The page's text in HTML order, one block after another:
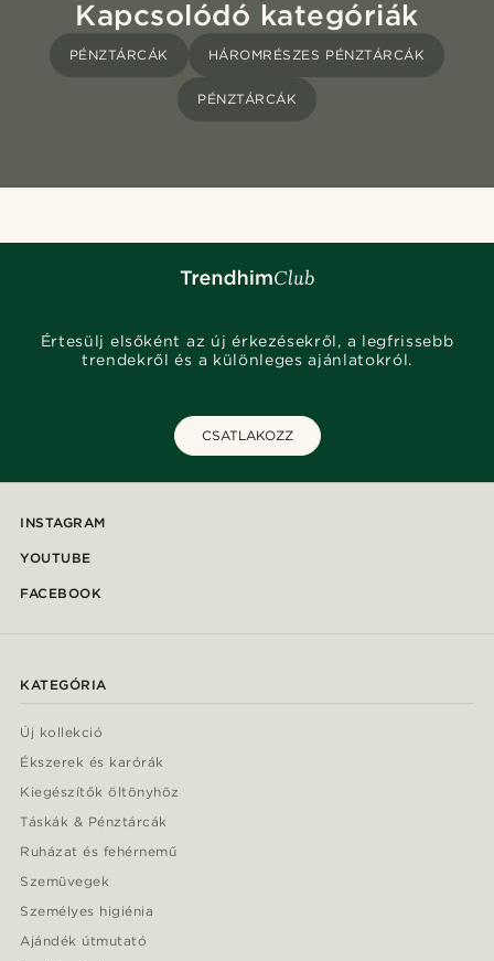
Kapcsolódó kategóriák
PÉNZTÁRCÁK HÁROMRÉSZES PÉNZTÁRCÁK
PÉNZTÁRCÁK
Értesülj elsőként az új érkezésekről, a legfrissebb
trendekről és a különleges ajánlatokról.
CSATLAKOZZ
INSTAGRAM
YOUTUBE
FACEBOOK
KATEGÓRIA
Új kollekció
Ékszerek és karórák
Kiegészítők öltönyhöz
Táskák & Pénztárcák
Ruházat és fehérnemű
Szemüvegek
Személyes higiénia
Ajándék útmutató